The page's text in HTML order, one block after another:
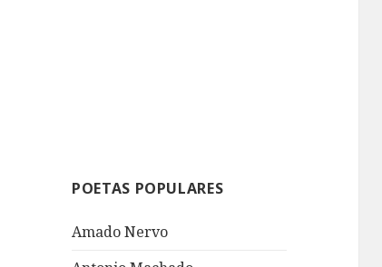
POETAS POPULARES
Amado Nervo